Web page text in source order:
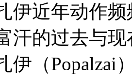
近年动作频
的过去与现
伊（Popalzai